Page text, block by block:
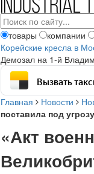
товары компании
Корейские кресла в
Демозал на 1-й
Вызвать
Главная Новости
поставила под
«Акт